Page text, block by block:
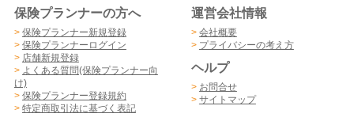
保険プランナーの方へ
> 保険プランナー新規登録
> 保険プランナーログイン
> 店舗新規登録
> よくある質問(保険プランナー向
け)
> 保険プランナー登録規約
> 特定商取引法に基づく表記
運営会社情報
> 会社概要
> プライバシーの考え方
ヘルプ
> お問合せ
> サイトマップ